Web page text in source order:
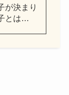
が決まり
とは…